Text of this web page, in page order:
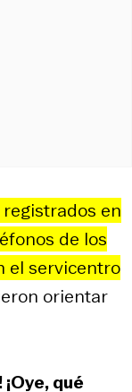
en
de los
el servicentro
orientar
qué